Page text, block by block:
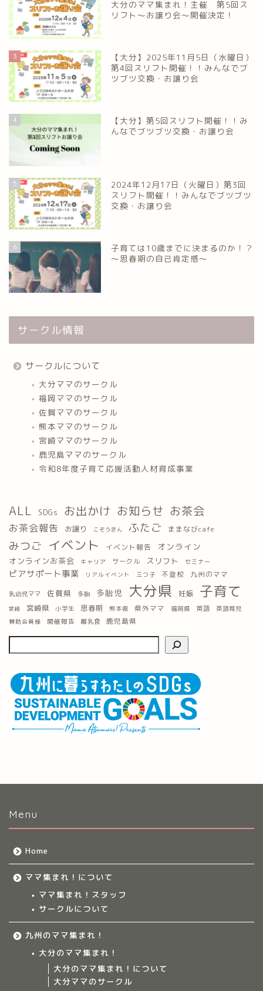
大分のママ集まれ！主催 第5回ス
リフト〜お譲り会〜開催決定！
3
【大分】2025年11月5日（水曜日）
第4回スリフト開催！！みんなでブ
ツブツ交換・お譲り会
4
【大分】第5回スリフト開催！！み
んなでブツブツ交換・お譲り会
5
2024年12月17日（火曜日）第3回
スリフト開催！！みんなでブツブツ
交換・お譲り会
6
子育ては10歳までに決まるのか！？
～思春期の自己肯定感～
サークル情報
サークルについて
大分ママのサークル
福岡ママのサークル
佐賀ママのサークル
熊本ママのサークル
宮崎ママのサークル
鹿児島ママのサークル
令和8年度子育て応援活動人材育成事業
ALL SDGs お出かけ お知らせ お茶会
お茶会報告 お譲り こぞうきん ふたご ままなびcafe
みつご イベント イベント報告 オンライン
オンラインお茶会 キャリア サークル スリフト セミナー
ピアサポート事業 リアルイベント 三つ子 不登校 九州のママ
乳幼児ママ 佐賀県 多胎 多胎児 大分県 妊娠 子育て
宮崎 宮崎県 小学生 思春期 熊本県 県外ママ 福岡県 英語 英語育児
賛助会員様 開催報告 離乳食 鹿児島県
Menu
Home
ママ集まれ！について
ママ集まれ！スタッフ
サークルについて
九州のママ集まれ！
大分のママ集まれ！
大分のママ集まれ！について
大分ママのサークル